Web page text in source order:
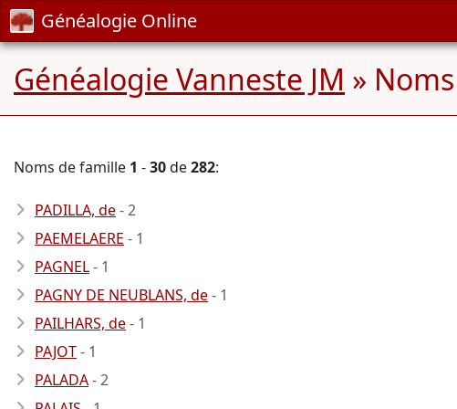
Généalogie Online
Généalogie Vanneste JM »
Noms de famille 1 -30de282:
PADILLA, de- 2
PAEMELAERE - 1
PAGNEL- 1
PAGNY DE NEUBLANS, de- 1
PAILHARS, de- 1
PAJOT- 1
PALADA- 2